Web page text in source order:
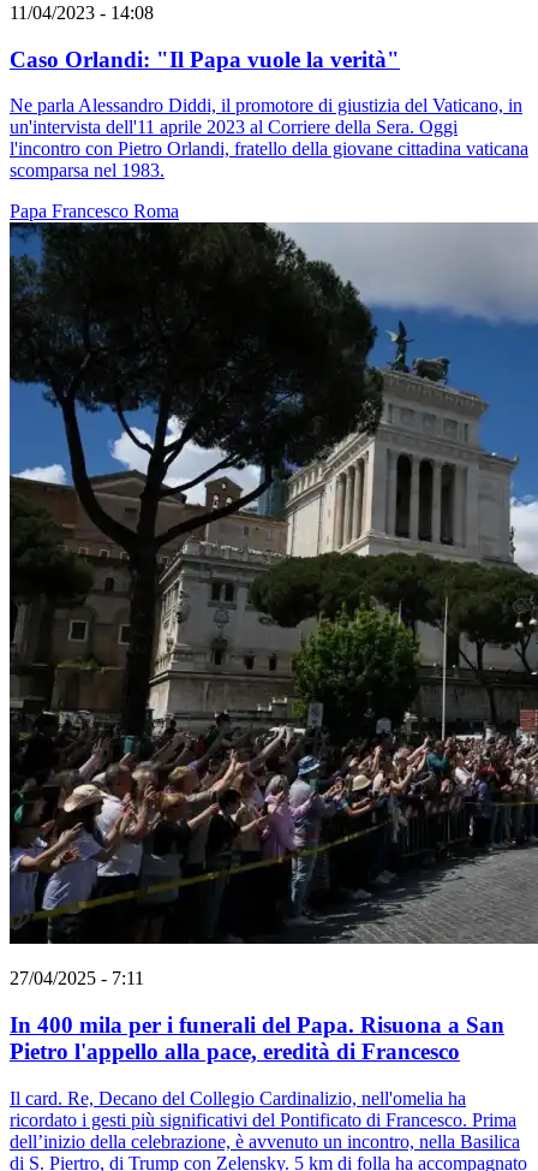
11/04/2023 - 14:08
Caso Orlandi: "Il Papa vuole la verità"
Ne parla Alessandro Diddi, il promotore di giustizia del Vaticano, in
un'intervista dell'11 aprile 2023 al Corriere della Sera. Oggi
l'incontro con Pietro Orlandi, fratello della giovane cittadina vaticana
scomparsa nel 1983.
Papa Francesco Roma
27/04/2025 - 7:11
In 400 mila per i funerali del Papa. Risuona a San
Pietro l'appello alla pace, eredità di Francesco
Il card. Re, Decano del Collegio Cardinalizio, nell'omelia ha
ricordato i gesti più significativi del Pontificato di Francesco. Prima
dell’inizio della celebrazione, è avvenuto un incontro, nella Basilica
di S. Piertro, di Trump con Zelensky. 5 km di folla ha accompagnato